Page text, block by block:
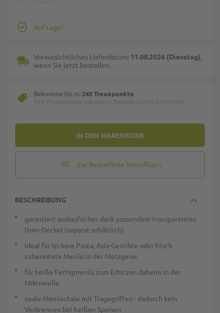
IN DEN WARENKORB
Auf Lager
Voraussichtliches Lieferdatum: 11.08.2026 (Dienstag),
wenn Sie jetzt bestellen.
Bekomme bis zu 243 Treuepunkte
Ihre Treuepunkte werden in Bestellprozess berechnet.
Zur Bestellliste hinzufügen
BESCHREIBUNG
garantiert auslaufsicher dank passendem transparenten
Dom-Deckel (separat erhältlich)
ideal für leckere Pasta, Asia-Gerichte oder frisch
zubereitete Menüs in der Metzgerei
für heiße Fertigmenüs zum Erhitzen daheim in der
Mikrowelle
ovale Menüschale mit Tragegriffen - dadurch kein
Verbrennen bei heißen Speisen